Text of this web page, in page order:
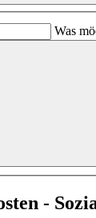
Was
-